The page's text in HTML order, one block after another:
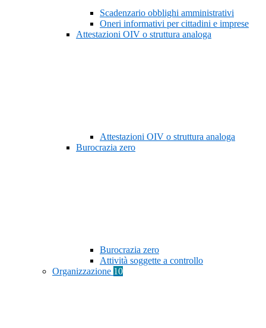
Scadenzario obblighi amministrativi
Oneri informativi per cittadini e imprese
Attestazioni OIV o struttura analoga
Attestazioni OIV o struttura analoga
Burocrazia zero
Burocrazia zero
Attività soggette a controllo
Organizzazione 10